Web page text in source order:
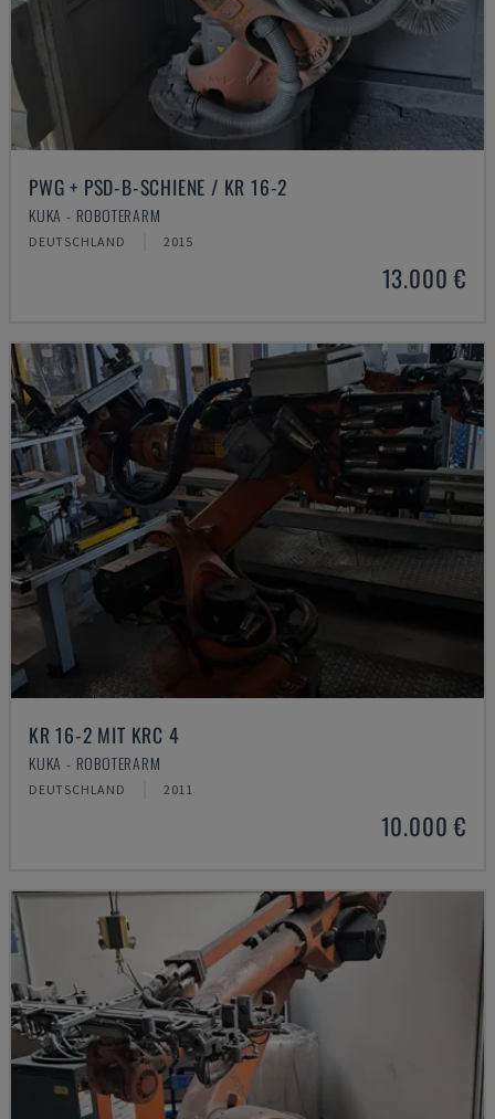
PWG + PSD-B-SCHIENE / KR 16-2
KUKA - ROBOTERARM
DEUTSCHLAND 2015
13.000 €
KR 16-2 MIT KRC 4
KUKA - ROBOTERARM
DEUTSCHLAND 2011
10.000 €